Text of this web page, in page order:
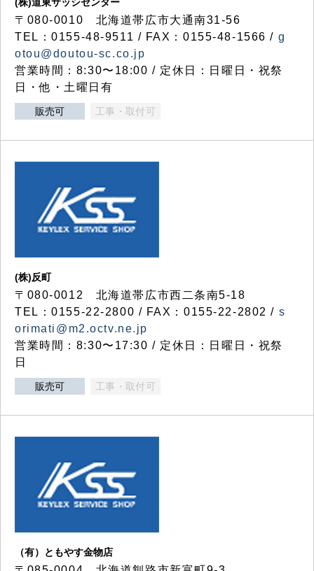
〒080-0010 北海道帯広市大通南31-56
TEL：0155-48-9511 / FAX：0155-48-1566 / g
otou@doutou-sc.co.jp
営業時間：8:30〜18:00 / 定休日：日曜日・祝祭
日・他・土曜日有
販売可 工事・取付可
(株)反町
〒080-0012 北海道帯広市西二条南5-18
TEL：0155-22-2800 / FAX：0155-22-2802 / s
orimati@m2.octv.ne.jp
営業時間：8:30〜17:30 / 定休日：日曜日・祝祭
日
販売可 工事・取付可
（有）ともやす金物店